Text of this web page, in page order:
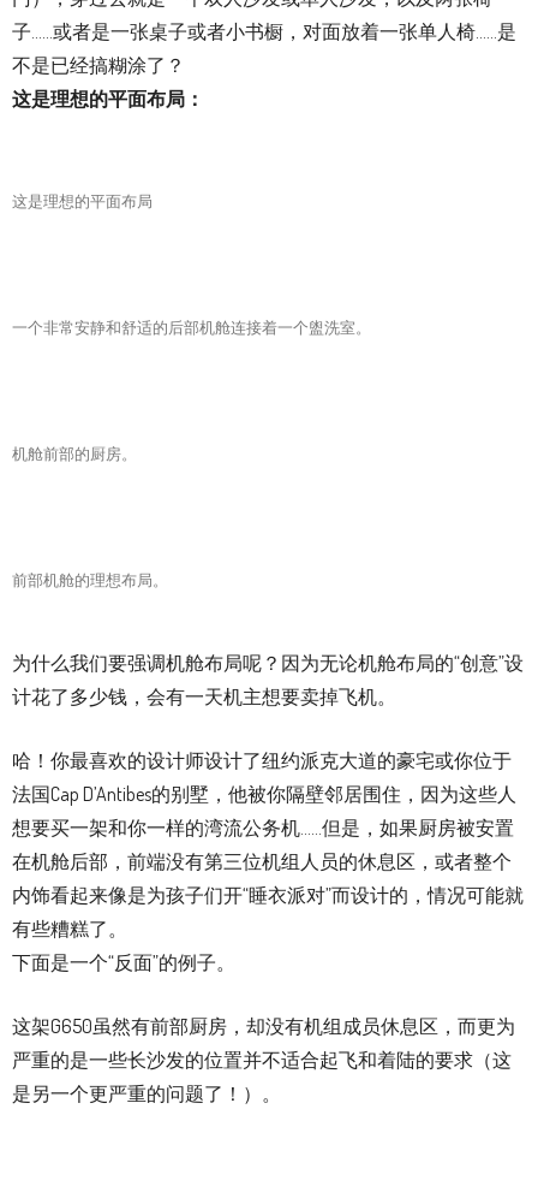
子……或者是一张桌子或者小书橱，对面放着一张单人椅……是
不是已经搞糊涂了？
这是理想的平面布局：
这是理想的平面布局
一个非常安静和舒适的后部机舱连接着一个盥洗室。
机舱前部的厨房。
前部机舱的理想布局。
为什么我们要强调机舱布局呢？因为无论机舱布局的“创意”设
计花了多少钱，会有一天机主想要卖掉飞机。
哈！你最喜欢的设计师设计了纽约派克大道的豪宅或你位于
法国Cap D’Antibes的别墅，他被你隔壁邻居围住，因为这些人
想要买一架和你一样的湾流公务机……但是，如果厨房被安置
在机舱后部，前端没有第三位机组人员的休息区，或者整个
内饰看起来像是为孩子们开“睡衣派对”而设计的，情况可能就
有些糟糕了。
下面是一个“反面”的例子。
这架G650虽然有前部厨房，却没有机组成员休息区，而更为
严重的是一些长沙发的位置并不适合起飞和着陆的要求（这
是另一个更严重的问题了！）。